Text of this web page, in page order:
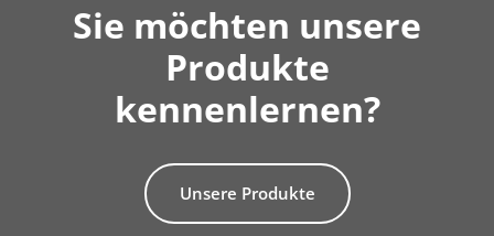
Sie möchten unsere
Produkte
kennenlernen?
Unsere Produkte